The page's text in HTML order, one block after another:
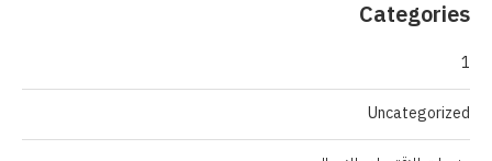
Categories
1
Uncategorized